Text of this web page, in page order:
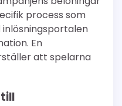
process som
En
att spelarna